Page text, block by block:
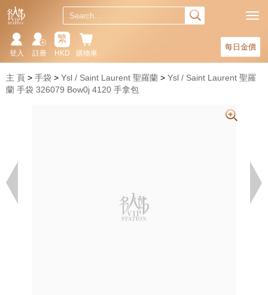
每日金價
購物車
繁
HKD
註冊
登入
主 頁 手袋 Ysl / Saint Laurent 聖羅蘭
Ysl / Saint Laurent 聖羅
蘭 手袋 326079 Bow0j 4120 手拿包